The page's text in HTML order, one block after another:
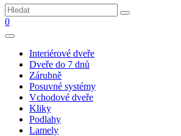
0
Interiérové dveře
Dveře do 7 dnů
Zárubně
Posuvné systémy
Vchodové dveře
Kliky
Podlahy
Lamely